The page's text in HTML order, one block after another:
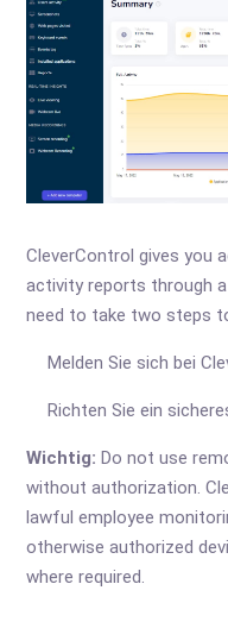
CleverControl gives you
activity reports through
need to take two steps
Melden Sie sich bei
Richten Sie ein
Wichtig: Do not use
without authorization.
lawful employee
otherwise authorized
where required.